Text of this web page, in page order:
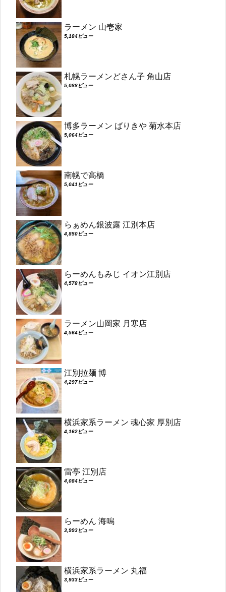
ラーメン 山壱家
5,184ビュー
札幌ラーメンどさん子 角山店
5,088ビュー
博多ラーメン ばりきや 菊水本店
5,064ビュー
南幌で高橋
5,041ビュー
らぁめん銀波露 江別本店
4,850ビュー
らーめんもみじ イオン江別店
4,578ビュー
ラーメン山岡家 月寒店
4,564ビュー
江別拉麺 博
4,297ビュー
横浜家系ラーメン 魂心家 厚別店
4,162ビュー
雷亭 江別店
4,084ビュー
らーめん 海鳴
3,993ビュー
横浜家系ラーメン 丸福
3,933ビュー